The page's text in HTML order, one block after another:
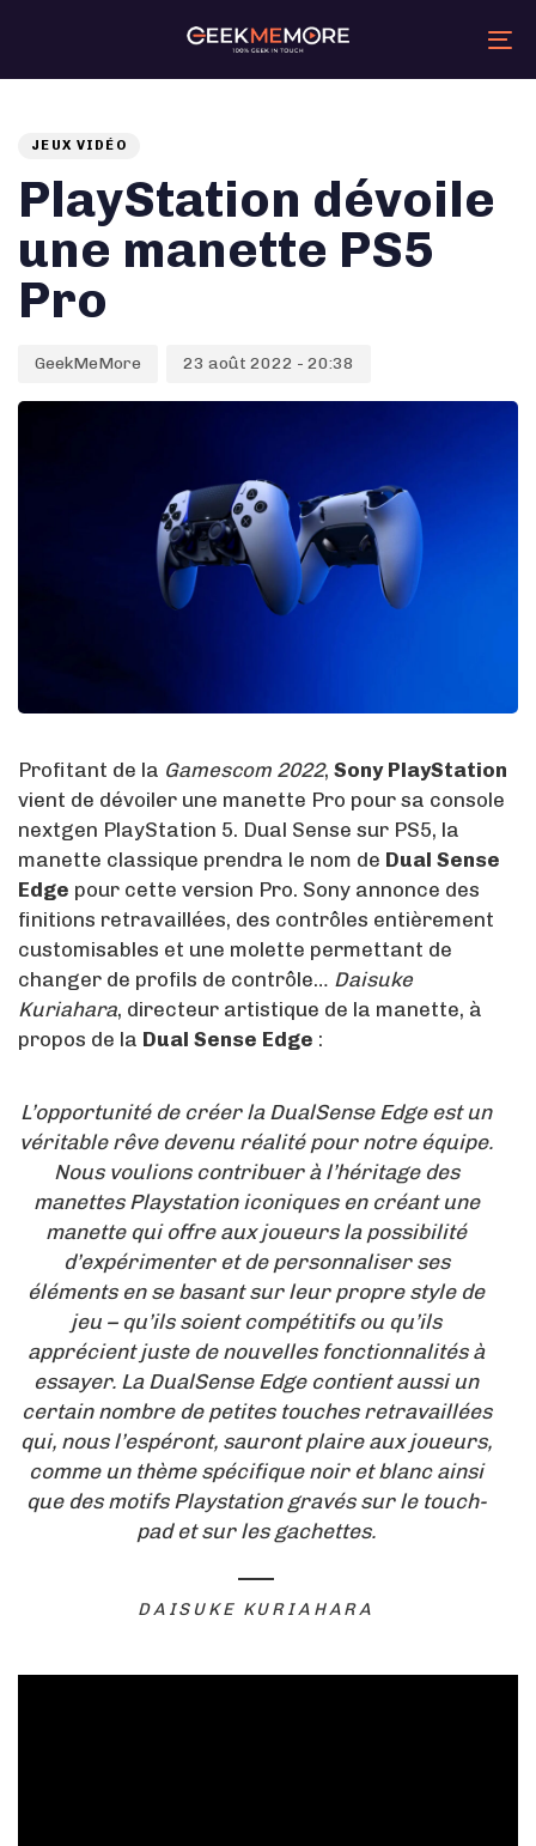
Skip
JEUX VIDÉO
PlayStation dévoile
une manette PS5
Pro
GeekMeMore 23 août 2022 - 20:38
Profitant de la Gamescom 2022, Sony PlayStation
vient de dévoiler une manette Pro pour sa console
nextgen PlayStation 5. Dual Sense sur PS5, la
manette classique prendra le nom de Dual Sense
Edge pour cette version Pro. Sony annonce des
finitions retravaillées, des contrôles entièrement
customisables et une molette permettant de
changer de profils de contrôle… Daisuke
Kuriahara, directeur artistique de la manette, à
propos de la Dual Sense Edge :
L’opportunité de créer la DualSense Edge est un
véritable rêve devenu réalité pour notre équipe.
Nous voulions contribuer à l’héritage des
manettes Playstation iconiques en créant une
manette qui offre aux joueurs la possibilité
d’expérimenter et de personnaliser ses
éléments en se basant sur leur propre style de
jeu – qu’ils soient compétitifs ou qu’ils
apprécient juste de nouvelles fonctionnalités à
essayer. La DualSense Edge contient aussi un
certain nombre de petites touches retravaillées
qui, nous l’espéront, sauront plaire aux joueurs,
comme un thème spécifique noir et blanc ainsi
que des motifs Playstation gravés sur le touch-
pad et sur les gachettes.
DAISUKE KURIAHARA